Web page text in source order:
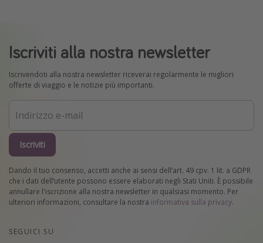
Iscriviti alla nostra newsletter
Iscrivendoti alla nostra newsletter riceverai regolarmente le migliori
offerte di viaggio e le notizie più importanti.
Iscriviti
Dando il tuo consenso, accetti anche ai sensi dell’art. 49 cpv. 1 lit. a GDPR
che i dati dell’utente possono essere elaborati negli Stati Uniti. È possibile
annullare l'iscrizione alla nostra newsletter in qualsiasi momento. Per
ulteriori informazioni, consultare la nostra informativa sulla privacy.
SEGUICI SU